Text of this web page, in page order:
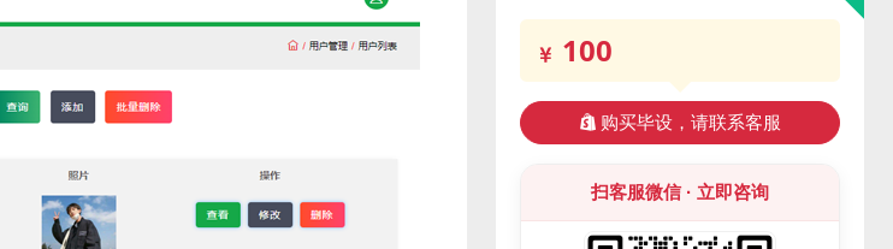
100
购买毕设，请联系客服
扫客服微信 · 立即咨询